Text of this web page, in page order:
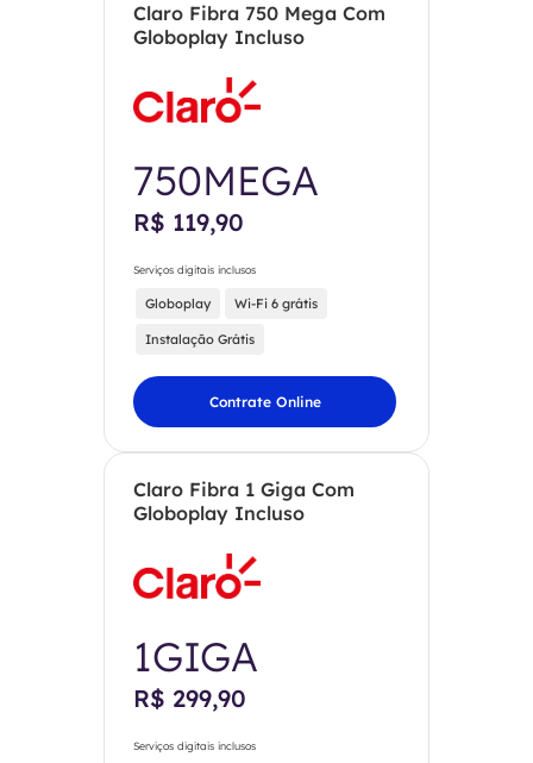
Claro Fibra 750 Mega Com
Globoplay Incluso
750MEGA
R$ 119,90
Serviços digitais inclusos
Globoplay Wi-Fi 6 grátis
Instalação Grátis
Contrate Online
Claro Fibra 1 Giga Com
Globoplay Incluso
1GIGA
R$ 299,90
Serviços digitais inclusos